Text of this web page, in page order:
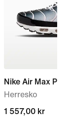
Nike Air Max Plus
Herresko
current
1 557,00 kr